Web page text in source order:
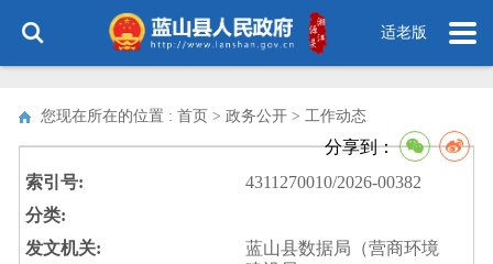
适老版
您现在所在的位置 : 首页 > 政务公开 > 工作动态
分享到：
索引号:
4311270010/2026-00382
分类:
发文机关:
蓝山县数据局（营商环境